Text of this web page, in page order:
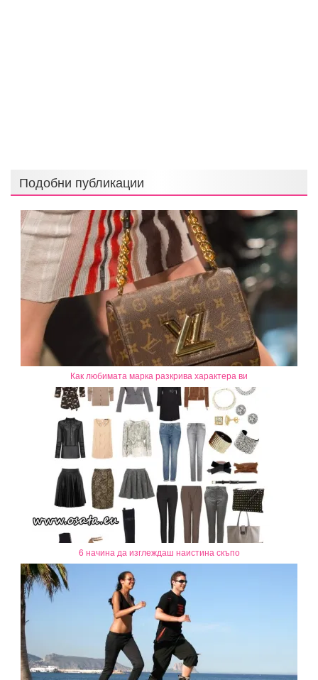
Подобни публикации
Как любимата марка разкрива характера ви
6 начина да изглеждаш наистина скъпо